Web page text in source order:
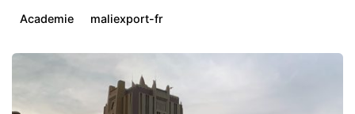
Academie maliexport-fr